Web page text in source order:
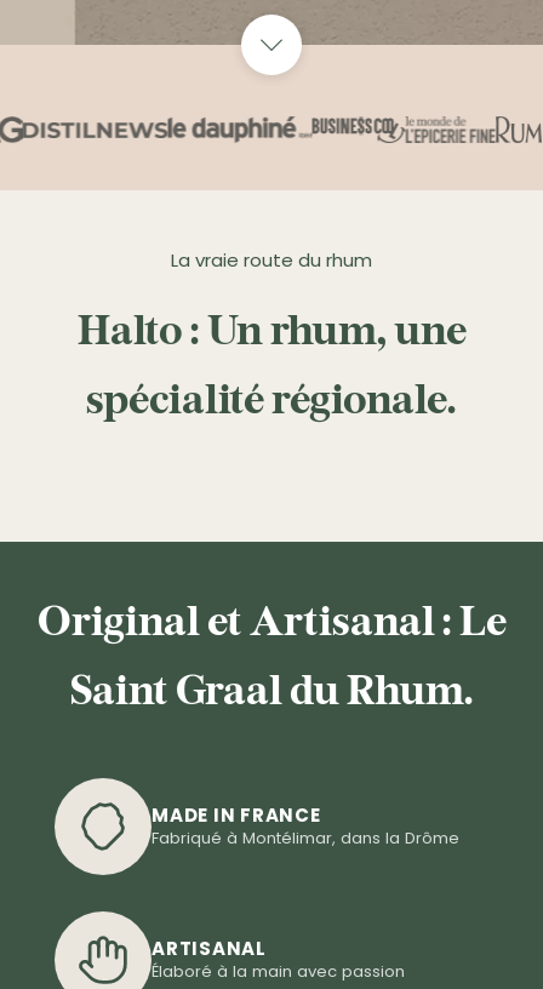
La vraie route du rhum
Halto : Un rhum, une
spécialité régionale.
Original et Artisanal : Le
Saint Graal du Rhum.
MADE IN FRANCE
Fabriqué à Montélimar, dans la Drôme
ARTISANAL
Élaboré à la main avec passion